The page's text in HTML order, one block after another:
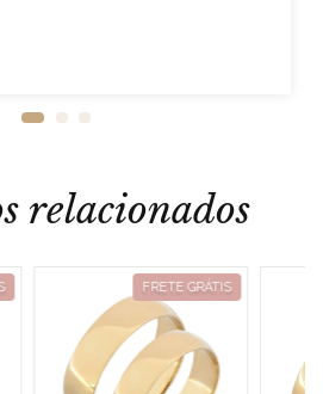
relacionados
FRETE GRÁTIS